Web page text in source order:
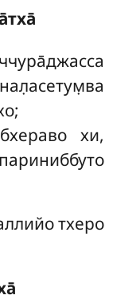
хи,
тхеро